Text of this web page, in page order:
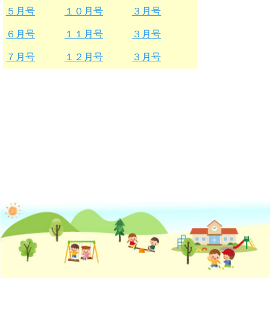
５月号 １０月号 ３月号
６月号 １１月号 ３月号
７月号 １２月号 ３月号